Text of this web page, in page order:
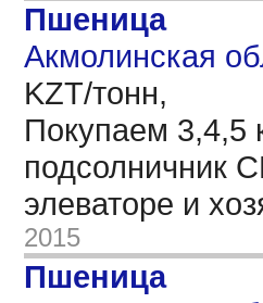
Пшеница
Акмолинская
KZT/тонн,
Покупаем 3,4,5
подсолничник
элеваторе и
2015
Пшеница